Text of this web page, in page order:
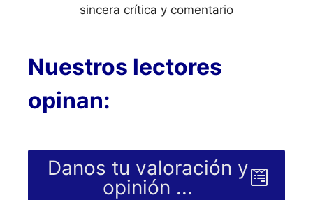
sincera crítica y comentario
Nuestros lectores
opinan:
Danos tu valoración y
opinión ...